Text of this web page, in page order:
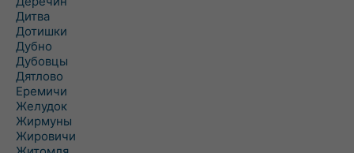
Дитва
Дотишки
Дубно
Дубовцы
Дятлово
Еремичи
Желудок
Жирмуны
Жировичи